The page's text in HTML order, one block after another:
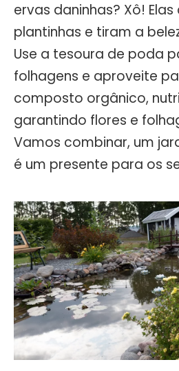
ervas daninhas? Xô!
plantinhas e tiram a
Use a tesoura de poda
folhagens e aproveite
composto orgânico,
garantindo flores e
Vamos combinar, um
é um presente para os